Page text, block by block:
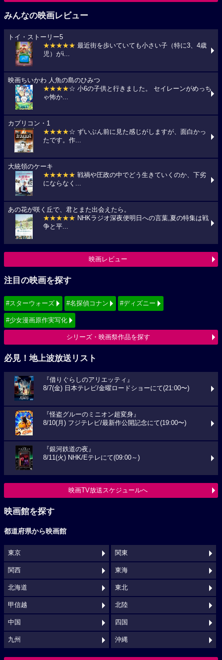
みんなの映画レビュー
トイ・ストーリー5
★★★★★ 最近街を歩いていても小さい子（特に3、4歳
児）がi...
映画ちいかわ 人魚の島のひみつ
★★★★☆ 小6の子供と行きました。 セイレーンがめっち
ゃ怖か...
カプリコン・1
★★★★☆ ずいぶん前に見た感じがしますが、面白かっ
たです。作...
大統領のケーキ
★★★★★ 戦禍や圧政の中でどう生きていくのか、下劣
にならなく...
あの花が咲く丘で、君とまた出会えたら。
★★★★★ NHKラジオ深夜便明日への言葉,夏の特集は戦
争と平...
映画レビュー
注目の映画を探す
#スターウォーズ #名探偵コナン #ディズニー
#少女漫画原作実写化
シリーズ・映画祭作品を探す
必見！地上波放送リスト
『借りぐらしのアリエッティ』
8/7(金) 日本テレビ/金曜ロードショーにて(21:00〜)
『怪盗グルーのミニオン超変身』
8/10(月) フジテレビ/最新作公開記念にて(19:00〜)
『銀河鉄道の夜』
8/11(火) NHK/Eテレにて(09:00～)
映画TV放送スケジュールへ
映画館を探す
都道府県から映画館
東京 関東
関西 東海
北海道 東北
甲信越 北陸
中国 四国
九州 沖縄